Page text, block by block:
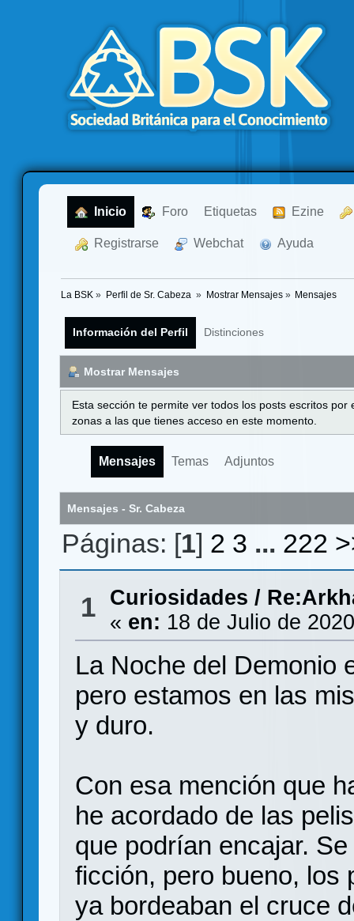
Inicio Foro Etiquetas Ezine
Registrarse Webchat Ayuda
La BSK » Perfil de Sr. Cabeza » Mostrar Mensajes» Mensajes
Información del Perfil Distinciones
Mostrar Mensajes
Esta sección te permite ver todos los posts escritos
zonas a las que tienes acceso en este momento.
Mensajes Temas Adjuntos
Mensajes - Sr. Cabeza
Páginas: [1] 2 3 ... 222
1 Curiosidades /
« en: 18 de Julio de
La Noche del Demonio
pero estamos en las
y duro.
Con esa mención que
he acordado de las
que podrían encajar.
ficción, pero bueno, los
ya bordeaban el cruce